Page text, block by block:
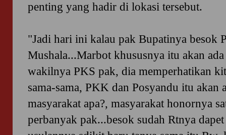
penting yang hadir di lokasi tersebut.
"Jadi hari ini kalau pak Bupatinya besok
Mushala...Marbot khususnya itu akan
wakilnya PKS pak, dia memperhatikan
sama-sama, PKK dan Posyandu itu akan
masyarakat apa?, masyarakat honornya
perbanyak pak...besok sudah Rtnya